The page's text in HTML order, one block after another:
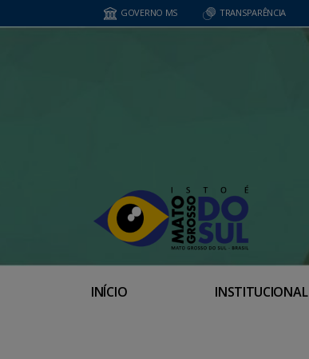
GOVERNO MS TRANSPARÊNCIA
INÍCIO INSTITUCIONAL